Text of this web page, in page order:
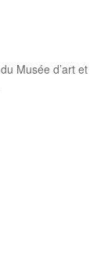
Musée d’art et